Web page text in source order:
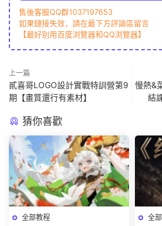
售後客服QQ群1037197653
如果鏈接失效，請在最下方評論區留言
【最好别用百度浏覽器和QQ浏覽器】
上一篇
貳喜哥LOGO設計實戰特訓營第9
期【畫質還行有素材】
慢熱&
結
猜你喜歡
全部教程 全